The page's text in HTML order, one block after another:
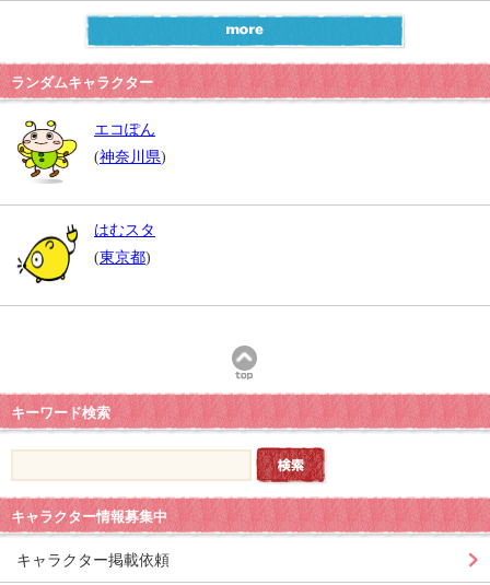
ランダムキャラクター
エコぽん
(神奈川県)
はむスタ
(東京都)
キーワード検索
キャラクター情報募集中
キャラクター掲載依頼